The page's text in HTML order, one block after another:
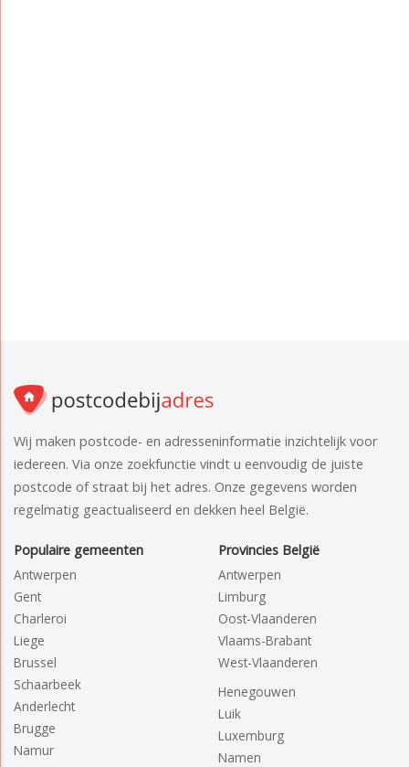
Wij maken postcode- en adresseninformatie inzichtelijk voor
iedereen. Via onze zoekfunctie vindt u eenvoudig de juiste
postcode of straat bij het adres. Onze gegevens worden
regelmatig geactualiseerd en dekken heel België.
Populaire gemeenten
Antwerpen
Gent
Charleroi
Liege
Brussel
Schaarbeek
Anderlecht
Brugge
Namur
Provincies België
Antwerpen
Limburg
Oost-Vlaanderen
Vlaams-Brabant
West-Vlaanderen
Henegouwen
Luik
Luxemburg
Namen